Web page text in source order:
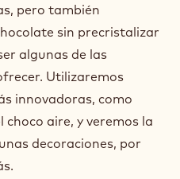
pero también
sin precristalizar
algunas de las
Utilizaremos
innovadoras, como
aire, y veremos la
decoraciones, por